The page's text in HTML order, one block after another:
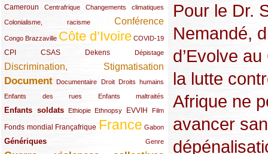
Cameroun
(47/289) Centrafrique
(23/289) Changements climatiques
(10/289)
Colonialisme, racisme
(19/289) Conférence
(118/289)
Congo Brazzaville
(24/289) Côte d’Ivoire
(263/289) COVID-19
(13/289)
CPI
(48/289) CSAS
(32/289) Dekens
(29/289) Dépistage
(19/289)
Discrimination, Stigmatisation
(131/289)
Document
(145/289) Documentaire
(9/289) Droit
(20/289) Droits humains
(22/289)
Enfants des rues
(21/289) Enfants maltraités
(10/289)
Enfants soldats
(68/289) Ethiopie
(12/289) Ethnopsy
(15/289) EVVIH
(55/289) Film
(22/289)
Fonds mondial
(48/289) Françafrique
(39/289) France
(289/289) Gabon
(12/289)
Génériques
(59/289) Genre
(22/289)
Pour le Dr.
Nemandé,
d’Evolve
la lutte
Afrique ne
avancer